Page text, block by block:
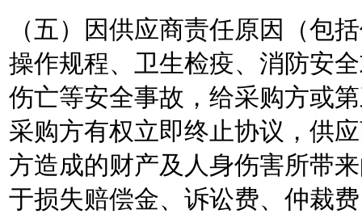
（五）因供应商责任原因（包
操作规程、卫生检疫、消防安
伤亡等安全事故，给采购方或
采购方有权立即终止协议，供
方造成的财产及人身伤害所带
于损失赔偿金、诉讼费、仲裁